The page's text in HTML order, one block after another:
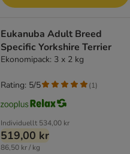
Eukanuba Adult Breed
Specific Yorkshire Terrier
Ekonomipack: 3 x 2 kg
Individuellt 534,00 kr
519,00 kr
86,50 kr / kg
Rating: 5/5 (1)